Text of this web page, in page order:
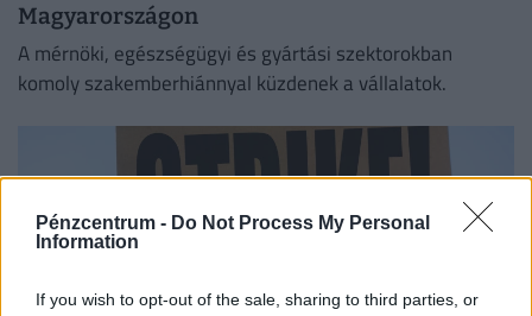
Pénzcentrum - Do Not Process My Personal
Information
If you wish to opt-out of the sale, sharing to third parties, or
Magyarországon
A mérnöki, egészségügyi és gyártási szektorokban
komoly szakemberhiánnyal küzdenek a vállalatok.